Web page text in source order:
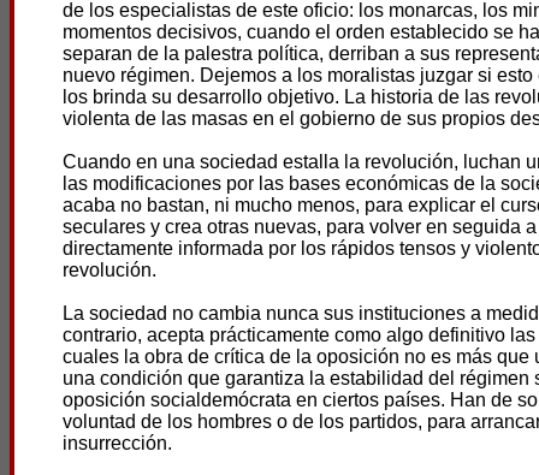
de los especialistas de este oficio: los monarcas, los
momentos decisivos, cuando el orden establecido se
separan de la palestra política, derriban a sus
nuevo régimen. Dejemos a los moralistas juzgar si
los brinda su desarrollo objetivo. La historia de las
violenta de las masas en el gobierno de sus propios
Cuando en una sociedad estalla la revolución, luchan
las modificaciones por las bases económicas de la
acaba no bastan, ni mucho menos, para explicar el
seculares y crea otras nuevas, para volver en seguida
directamente informada por los rápidos tensos y
revolución.
La sociedad no cambia nunca sus instituciones a
contrario, acepta prácticamente como algo definitivo
cuales la obra de crítica de la oposición no es más
una condición que garantiza la estabilidad del
oposición socialdemócrata en ciertos países. Han de
voluntad de los hombres o de los partidos, para
insurrección.